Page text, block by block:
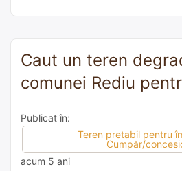
Caut un teren
comunei Rediu
Publicat în:
Teren pretabil pentru
Cumpăr/
acum 5 ani